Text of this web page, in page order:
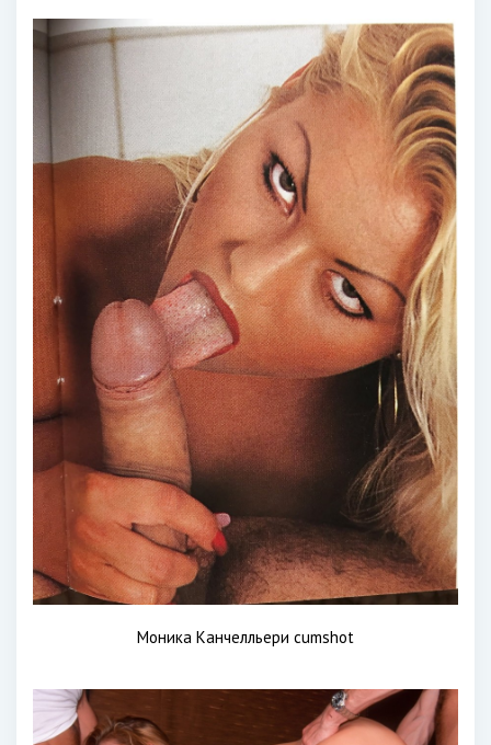
Моника Канчелльери cumshot